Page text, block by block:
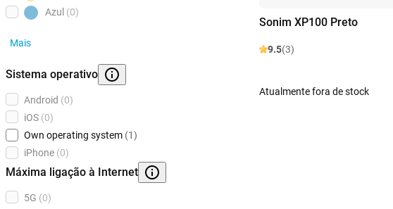
Azul (0)
Mais
Sistema operativo
Android (0)
iOS (0)
Own operating system (1)
iPhone (0)
Máxima ligação à Internet
5G (0)
Sonim XP100 Preto
9.5(3)
Atualmente fora de stock